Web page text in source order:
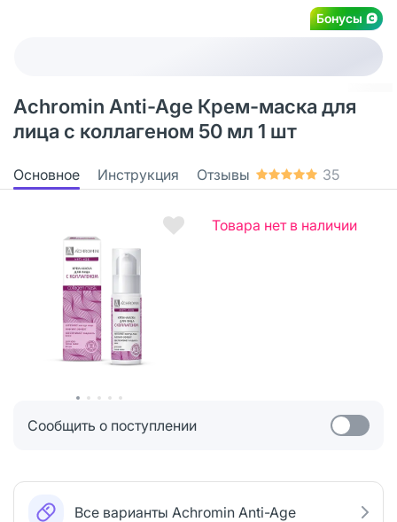
Бонусы
Achromin Anti-Age Крем-маска для
лица с коллагеном 50 мл 1 шт
Основное Инструкция Отзывы 35
Товара нет в наличии
Сообщить о поступлении
Все варианты Achromin Anti-Age